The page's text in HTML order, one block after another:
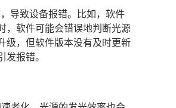
导致设备报错。比如，软件
，软件可能会错误地判断光源
级，但软件版本没有及时更新
报错。